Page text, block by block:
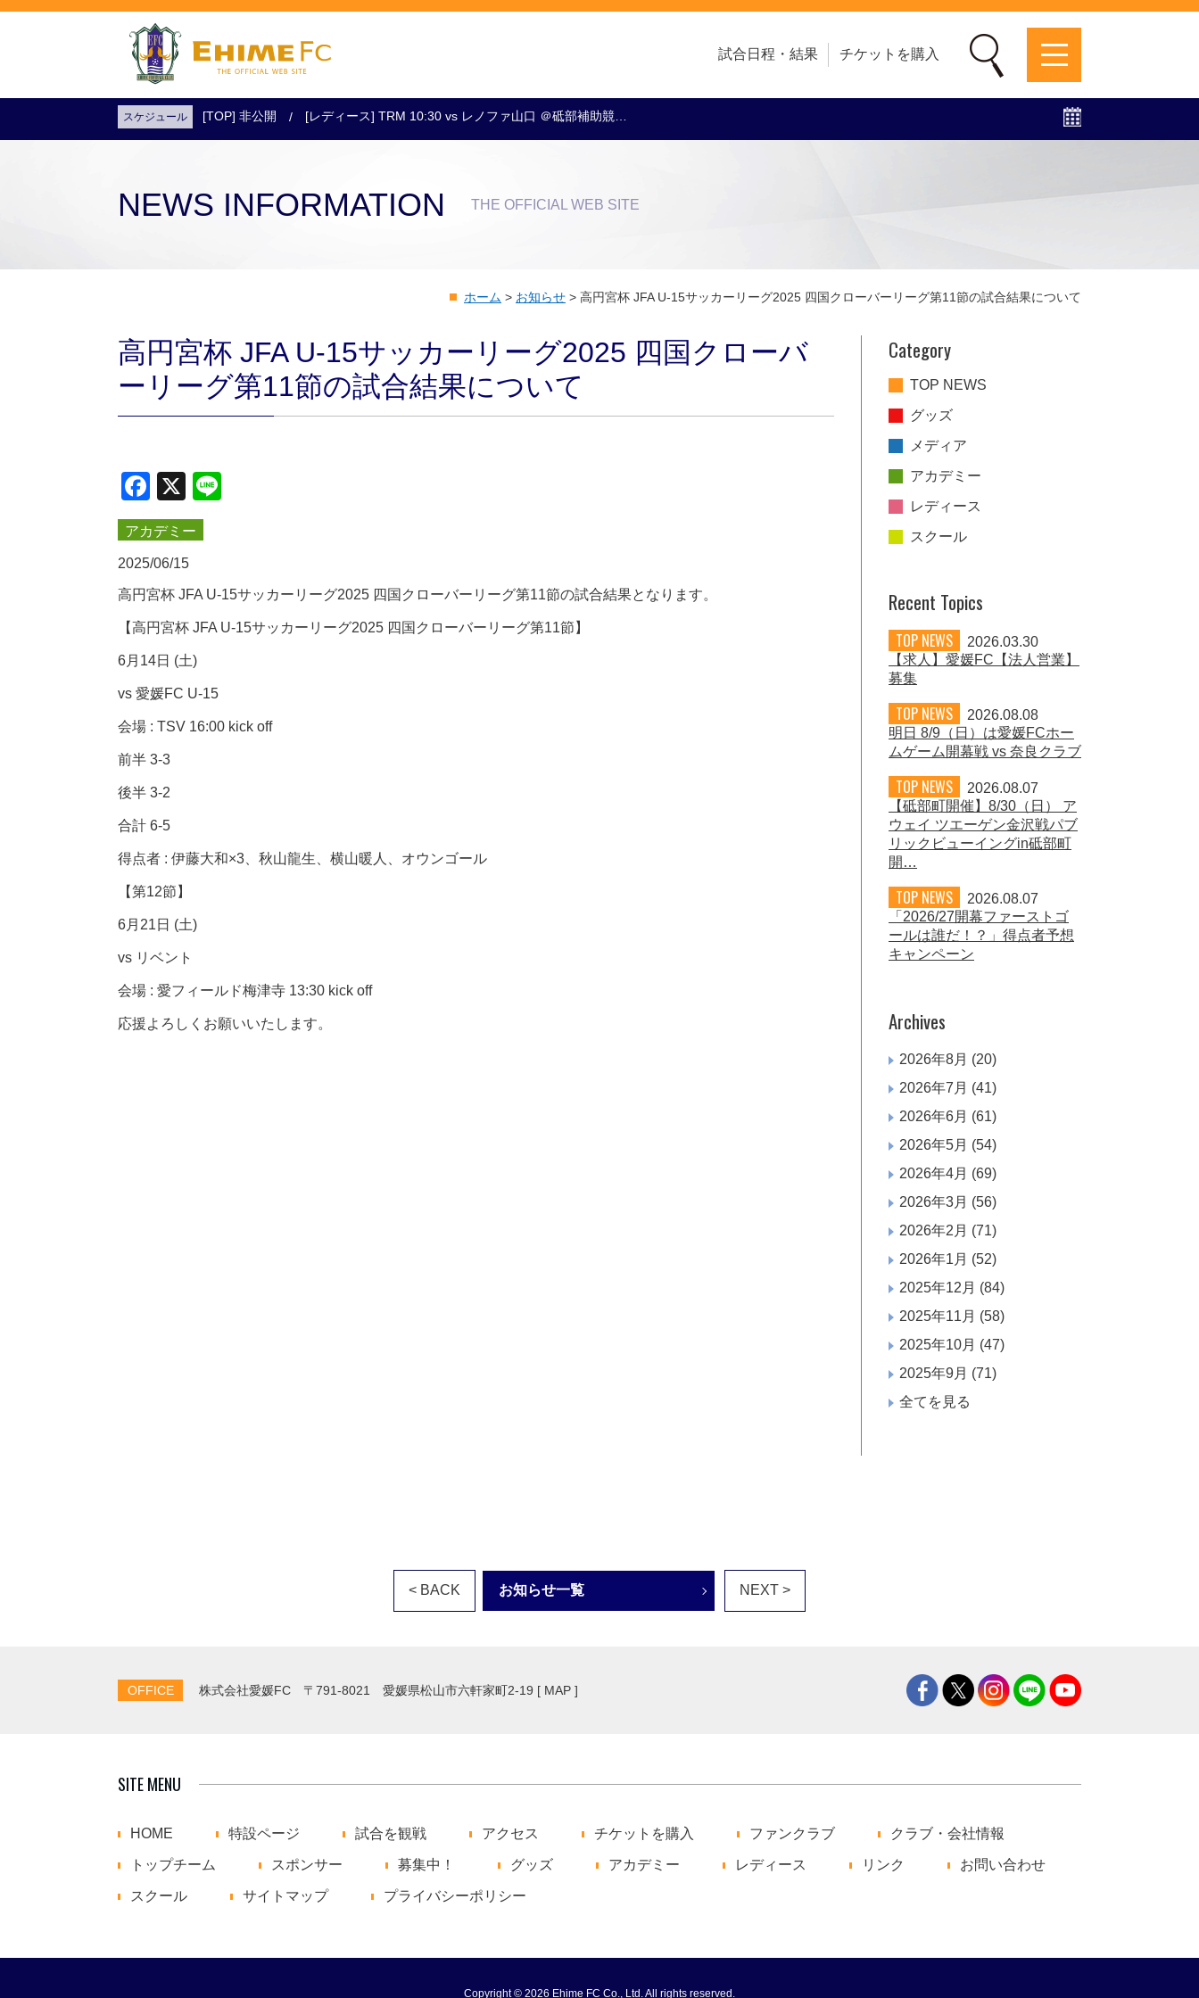
試合日程・結果 チケットを購入
試合日程・結果 アクセス クラブ・会社情報 レディース
スケジュール [TOP] 非公開 [レディース] TRM 10:30 vs レノファ山口 ＠砥部補助競…
NEWS INFORMATION THE OFFICIAL WEB SITE
ホーム > お知らせ > 高円宮杯 JFA U-15サッカーリーグ2025 四国クローバーリーグ第11節の試合結果について
高円宮杯 JFA U-15サッカーリーグ2025 四国クローバ
ーリーグ第11節の試合結果について
Facebook
X
アカデミー
2025/06/15
高円宮杯 JFA U-15サッカーリーグ2025 四国クローバーリーグ第11節の試合結果となります。
【高円宮杯 JFA U-15サッカーリーグ2025 四国クローバーリーグ第11節】
6月14日 (土)
vs 愛媛FC U-15
会場 : TSV 16:00 kick off
前半 3-3
後半 3-2
合計 6-5
得点者 : 伊藤大和×3、秋山龍生、横山暖人、オウンゴール
【第12節】
6月21日 (土)
vs リベント
会場 : 愛フィールド梅津寺 13:30 kick off
応援よろしくお願いいたします。
Category
TOP NEWS
グッズ
メディア
アカデミー
レディース
スクール
Recent Topics
TOP NEWS
2026.03.30
【求人】愛媛FC【法人営業】
募集
TOP NEWS
2026.08.08
明日 8/9（日）は愛媛FCホー
ムゲーム開幕戦 vs 奈良クラブ
TOP NEWS
2026.08.07
【砥部町開催】8/30（日） ア
ウェイ ツエーゲン金沢戦パブ
リックビューイングin砥部町
開…
TOP NEWS
2026.08.07
「2026/27開幕ファーストゴ
ールは誰だ！？」得点者予想
キャンペーン
Archives
2026年8月 (20)
2026年7月 (41)
2026年6月 (61)
2026年5月 (54)
2026年4月 (69)
2026年3月 (56)
2026年2月 (71)
2026年1月 (52)
2025年12月 (84)
2025年11月 (58)
2025年10月 (47)
2025年9月 (71)
全てを見る
< BACK お知らせ一覧 NEXT >
OFFICE 株式会社愛媛FC 〒791-8021 愛媛県松山市六軒家町2-19 [ MAP ]
SITE MENU
HOME 特設ページ 試合を観戦 アクセス チケットを購入 ファンクラブ クラブ・会社情報
トップチーム スポンサー 募集中！ グッズ アカデミー レディース リンク お問い合わせ
スクール サイトマップ プライバシーポリシー
Copyright © 2026 Ehime FC Co., Ltd. All rights reserved.